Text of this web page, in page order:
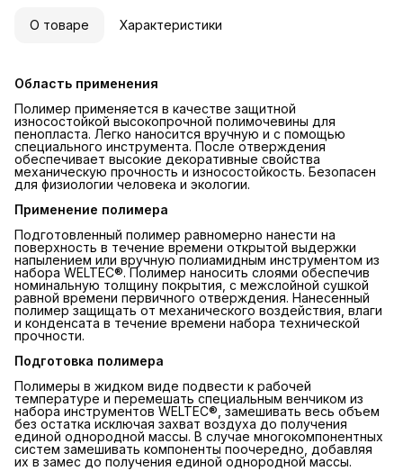
О товаре Характеристики
Область применения
Полимер применяется в качестве защитной
износостойкой высокопрочной полимочевины для
пенопласта. Легко наносится вручную и с помощью
специального инструмента. После отверждения
обеспечивает высокие декоративные свойства
механическую прочность и износостойкость. Безопасен
для физиологии человека и экологии.
Применение полимера
Подготовленный полимер равномерно нанести на
поверхность в течение времени открытой выдержки
напылением или вручную полиамидным инструментом из
набора WELTEC®. Полимер наносить слоями обеспечив
номинальную толщину покрытия, с межслойной сушкой
равной времени первичного отверждения. Нанесенный
полимер защищать от механического воздействия, влаги
и конденсата в течение времени набора технической
прочности.
Подготовка полимера
Полимеры в жидком виде подвести к рабочей
температуре и перемешать специальным венчиком из
набора инструментов WELTEC®, замешивать весь объем
без остатка исключая захват воздуха до получения
единой однородной массы. В случае многокомпонентных
систем замешивать компоненты поочередно, добавляя
их в замес до получения единой однородной массы.